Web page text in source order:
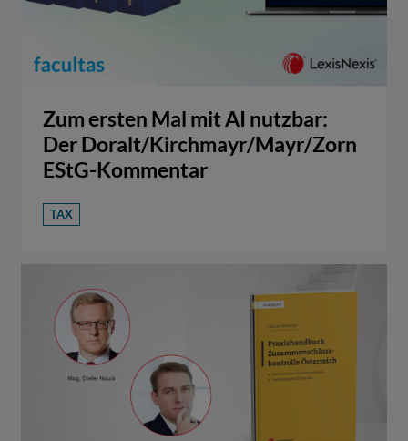
Zum ersten Mal mit AI nutzbar:
Der Doralt/Kirchmayr/Mayr/Zorn
EStG-Kommentar
TAX